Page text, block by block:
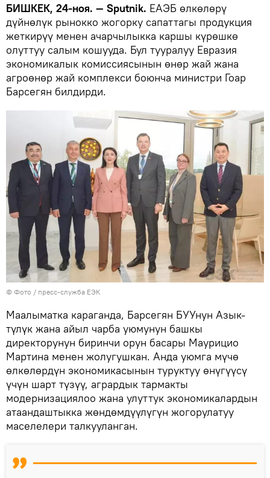
БИШКЕК, 24-ноя. — Sputnik. ЕАЭБ өлкөлөрү
дүйнөлүк рынокко жогорку сапаттагы продукция
жеткирүү менен ачарчылыкка каршы күрөшкө
олуттуу салым кошууда. Бул тууралуу Евразия
экономикалык комиссиясынын өнөр жай жана
агроөнөр жай комплекси боюнча министри Гоар
Барсегян билдирди.
© Фото / пресс-служба ЕЭК
Маалыматка караганда, Барсегян БУУнун Азык-
түлүк жана айыл чарба уюмунун башкы
директорунун биринчи орун басары Маурицио
Мартина менен жолугушкан. Анда уюмга мүчө
өлкөлөрдүн экономикасынын туруктуу өнүгүүсү
үчүн шарт түзүү, агрардык тармакты
модернизациялоо жана улуттук экономикалардын
атаандаштыкка жөндөмдүүлүгүн жогорулатуу
маселелери талкууланган.